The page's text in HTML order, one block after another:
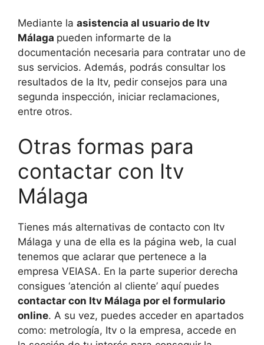
Mediante la asistencia al usuario de Itv
Málaga pueden informarte de la
documentación necesaria para contratar uno de
sus servicios. Además, podrás consultar los
resultados de la Itv, pedir consejos para una
segunda inspección, iniciar reclamaciones,
entre otros.
Otras formas para
contactar con Itv
Málaga
Tienes más alternativas de contacto con Itv
Málaga y una de ella es la página web, la cual
tenemos que aclarar que pertenece a la
empresa VEIASA. En la parte superior derecha
consigues ‘atención al cliente’ aquí puedes
contactar con Itv Málaga por el formulario
online. A su vez, puedes acceder en apartados
como: metrología, Itv o la empresa, accede en